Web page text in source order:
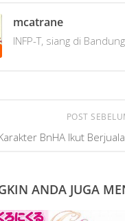
mcatrane
INFP-T, siang di
POST
BnHA Ikut
ANDA JUGA